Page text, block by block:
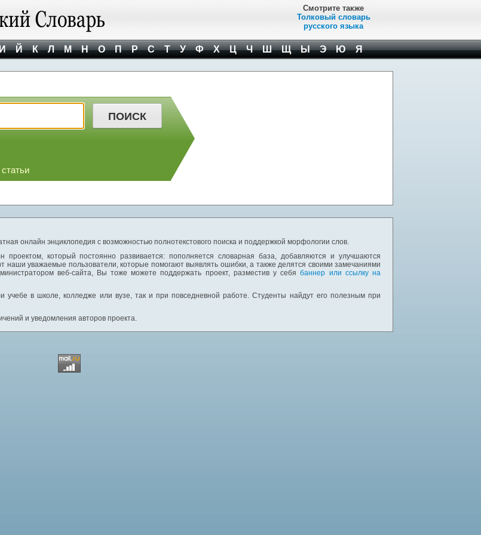
Смотрите также
Толковый словарь
русского языка
Й К Л М Н О П Р С Т У Ф Х Ц Ч Ш Щ Ы Э Ю Я
онлайн энциклопедия с возможностью полнотекстового поиска и поддержкой морфологии слов.
проектом, который постоянно развивается: пополняется словарная база, добавляются и улучшаются
наши уважаемые пользователи, которые помогают выявлять ошибки, а также делятся своими замечаниями
веб-сайта, Вы тоже можете поддержать проект, разместив у себябаннер или ссылку на
учебе в школе, колледже или вузе, так и при повседневной работе. Студенты найдут его полезным при
и уведомления авторов проекта.